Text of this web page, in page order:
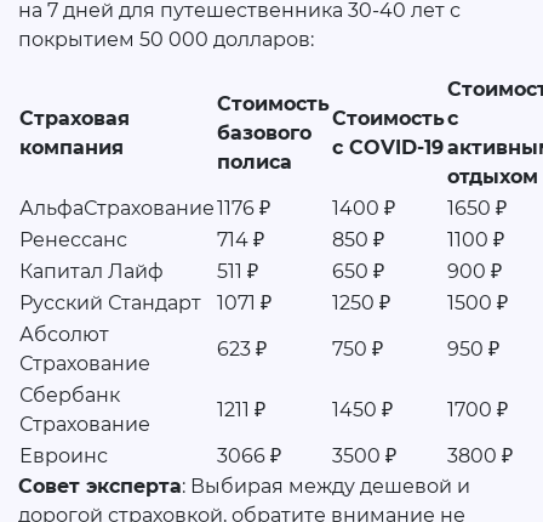
на 7 дней для путешественника 30-40 лет с
покрытием 50 000 долларов:
Страховая
компания
Стоимость
базового
полиса
Стоимость
с COVID-19
с
отдыхом
АльфаСтрахование1176 ₽ 1400 ₽
1650 ₽
Ренессанс
714 ₽ 850 ₽
1100 ₽
Капитал Лайф
511 ₽ 650 ₽
900 ₽
Русский Стандарт
1071 ₽ 1250 ₽
1500 ₽
Абсолют
Страхование
623 ₽ 750 ₽
950 ₽
Сбербанк
Страхование
1211 ₽ 1450 ₽
1700 ₽
Евроинс
3066 ₽ 3500 ₽
3800 ₽
Совет эксперта: Выбирая между дешевой и
дорогой страховкой, обратите внимание не